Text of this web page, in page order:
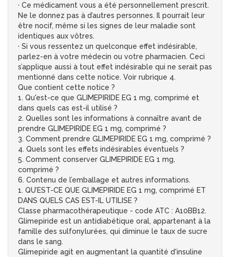
· Ce médicament vous a été personnellement prescrit.
Ne le donnez pas à d’autres personnes. Il pourrait leur
être nocif, même si les signes de leur maladie sont
identiques aux vôtres.
· Si vous ressentez un quelconque effet indésirable,
parlez-en à votre médecin ou votre pharmacien. Ceci
s’applique aussi à tout effet indésirable qui ne serait pas
mentionné dans cette notice. Voir rubrique 4.
Que contient cette notice ?
1. Qu'est-ce que GLIMEPIRIDE EG 1 mg, comprimé et
dans quels cas est-il utilisé ?
2. Quelles sont les informations à connaître avant de
prendre GLIMEPIRIDE EG 1 mg, comprimé ?
3. Comment prendre GLIMEPIRIDE EG 1 mg, comprimé ?
4. Quels sont les effets indésirables éventuels ?
5. Comment conserver GLIMEPIRIDE EG 1 mg,
comprimé ?
6. Contenu de l’emballage et autres informations.
1. QU’EST-CE QUE GLIMEPIRIDE EG 1 mg, comprimé ET
DANS QUELS CAS EST-IL UTILISE ?
Classe pharmacothérapeutique - code ATC : A10BB12.
Glimepiride est un antidiabétique oral, appartenant à la
famille des sulfonylurées, qui diminue le taux de sucre
dans le sang.
Glimepiride agit en augmentant la quantité d'insuline